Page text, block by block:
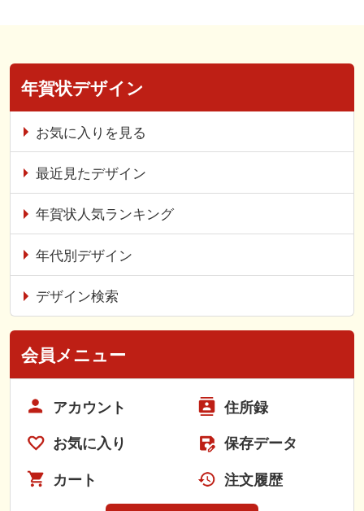
年賀状デザイン
お気に入りを見る
最近見たデザイン
年賀状人気ランキング
年代別デザイン
デザイン検索
会員メニュー
アカウント 住所録
お気に入り 保存データ
カート 注文履歴